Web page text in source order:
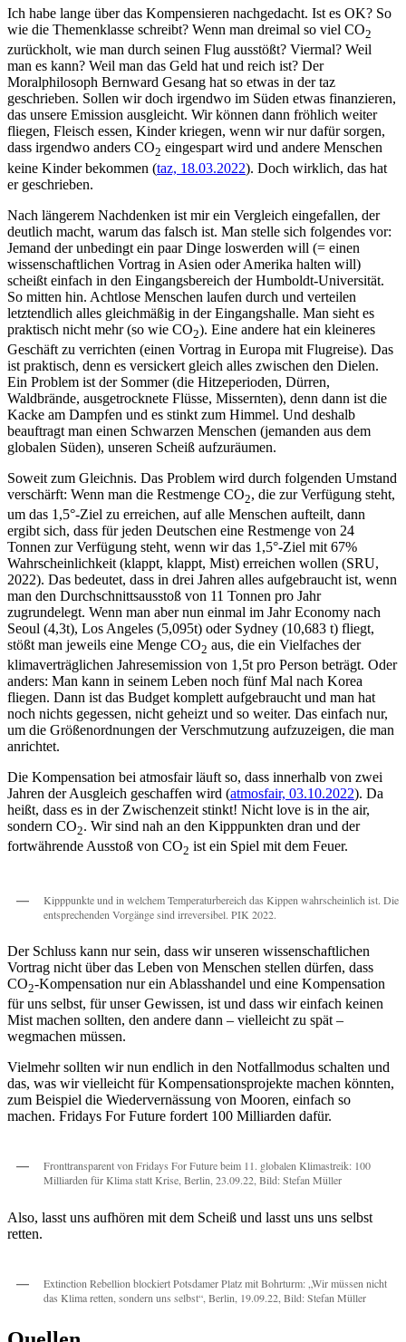
Ich habe lange über das Kompensieren nachgedacht. Ist es OK? So
wie die Themenklasse schreibt? Wenn man dreimal so viel CO2
zurückholt, wie man durch seinen Flug ausstößt? Viermal? Weil
man es kann? Weil man das Geld hat und reich ist? Der
Moralphilosoph Bernward Gesang hat so etwas in der taz
geschrieben. Sollen wir doch irgendwo im Süden etwas finanzieren,
das unsere Emission ausgleicht. Wir können dann fröhlich weiter
fliegen, Fleisch essen, Kinder kriegen, wenn wir nur dafür sorgen,
dass irgendwo anders CO2 eingespart wird und andere Menschen
keine Kinder bekommen (taz, 18.03.2022). Doch wirklich, das hat
er geschrieben.
Nach längerem Nachdenken ist mir ein Vergleich eingefallen, der
deutlich macht, warum das falsch ist. Man stelle sich folgendes vor:
Jemand der unbedingt ein paar Dinge loswerden will (= einen
wissenschaftlichen Vortrag in Asien oder Amerika halten will)
scheißt einfach in den Eingangsbereich der Humboldt-Universität.
So mitten hin. Achtlose Menschen laufen durch und verteilen
letztendlich alles gleichmäßig in der Eingangshalle. Man sieht es
praktisch nicht mehr (so wie CO2). Eine andere hat ein kleineres
Geschäft zu verrichten (einen Vortrag in Europa mit Flugreise). Das
ist praktisch, denn es versickert gleich alles zwischen den Dielen.
Ein Problem ist der Sommer (die Hitzeperioden, Dürren,
Waldbrände, ausgetrocknete Flüsse, Missernten), denn dann ist die
Kacke am Dampfen und es stinkt zum Himmel. Und deshalb
beauftragt man einen Schwarzen Menschen (jemanden aus dem
globalen Süden), unseren Scheiß aufzuräumen.
Soweit zum Gleichnis. Das Problem wird durch folgenden Umstand
verschärft: Wenn man die Restmenge CO2, die zur Verfügung steht,
um das 1,5°-Ziel zu erreichen, auf alle Menschen aufteilt, dann
ergibt sich, dass für jeden Deutschen eine Restmenge von 24
Tonnen zur Verfügung steht, wenn wir das 1,5°-Ziel mit 67%
Wahrscheinlichkeit (klappt, klappt, Mist) erreichen wollen (SRU,
2022). Das bedeutet, dass in drei Jahren alles aufgebraucht ist, wenn
man den Durchschnittsausstoß von 11 Tonnen pro Jahr
zugrundelegt. Wenn man aber nun einmal im Jahr Economy nach
Seoul (4,3t), Los Angeles (5,095t) oder Sydney (10,683 t) fliegt,
stößt man jeweils eine Menge CO2 aus, die ein Vielfaches der
klimaverträglichen Jahresemission von 1,5t pro Person beträgt. Oder
anders: Man kann in seinem Leben noch fünf Mal nach Korea
fliegen. Dann ist das Budget komplett aufgebraucht und man hat
noch nichts gegessen, nicht geheizt und so weiter. Das einfach nur,
um die Größenordnungen der Verschmutzung aufzuzeigen, die man
anrichtet.
Die Kompensation bei atmosfair läuft so, dass innerhalb von zwei
Jahren der Ausgleich geschaffen wird (atmosfair, 03.10.2022). Da
heißt, dass es in der Zwischenzeit stinkt! Nicht love is in the air,
sondern CO2. Wir sind nah an den Kipppunkten dran und der
fortwährende Ausstoß von CO2 ist ein Spiel mit dem Feuer.
Kipppunkte und in welchem Temperaturbereich das Kippen wahrscheinlich ist. Die
entsprechenden Vorgänge sind irreversibel. PIK 2022.
Der Schluss kann nur sein, dass wir unseren wissenschaftlichen
Vortrag nicht über das Leben von Menschen stellen dürfen, dass
CO2-Kompensation nur ein Ablasshandel und eine Kompensation
für uns selbst, für unser Gewissen, ist und dass wir einfach keinen
Mist machen sollten, den andere dann – vielleicht zu spät –
wegmachen müssen.
Vielmehr sollten wir nun endlich in den Notfallmodus schalten und
das, was wir vielleicht für Kompensationsprojekte machen könnten,
zum Beispiel die Wiedervernässung von Mooren, einfach so
machen. Fridays For Future fordert 100 Milliarden dafür.
Fronttransparent von Fridays For Future beim 11. globalen Klimastreik: 100
Milliarden für Klima statt Krise, Berlin, 23.09.22, Bild: Stefan Müller
Also, lasst uns aufhören mit dem Scheiß und lasst uns uns selbst
retten.
Extinction Rebellion blockiert Potsdamer Platz mit Bohrturm: „Wir müssen nicht
das Klima retten, sondern uns selbst“, Berlin, 19.09.22, Bild: Stefan Müller